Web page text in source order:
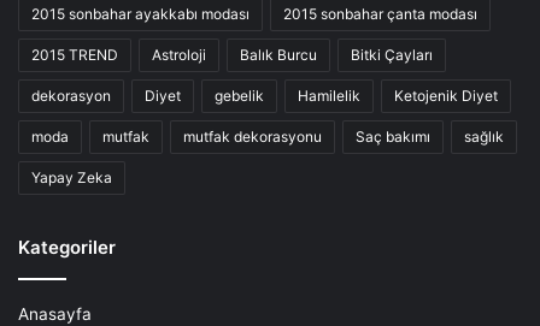
2015 sonbahar ayakkabı modası 2015 sonbahar çanta modası
2015 TREND Astroloji Balık Burcu Bitki Çayları
dekorasyon Diyet gebelik Hamilelik Ketojenik Diyet
moda mutfak mutfak dekorasyonu Saç bakımı sağlık
Yapay Zeka
Kategoriler
Anasayfa